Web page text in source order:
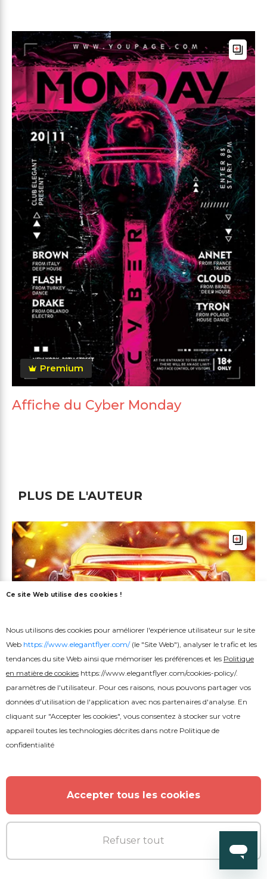
Premium
Affiche du Cyber Monday
PLUS DE L'AUTEUR
Gratuit
Ce site Web utilise des cookies !
Nous utilisons des cookies pour améliorer l'expérience utilisateur sur le site
Web https://www.elegantflyer.com/(le "Site Web"), analyser le trafic et les
tendances du site Web ainsi que mémoriser les préférences et les Politique
en matière de cookies https://www.elegantflyer.com/cookies-policy/.
paramètres de l'utilisateur. Pour ces raisons, nous pouvons partager vos
données d'utilisation de l'application avec nos partenaires d'analyse. En
cliquant sur "Accepter les cookies", vous consentez à stocker sur votre
appareil toutes les technologies décrites dans notre Politique de
confidentialité
Accepter tous les cookies
Refuser tout